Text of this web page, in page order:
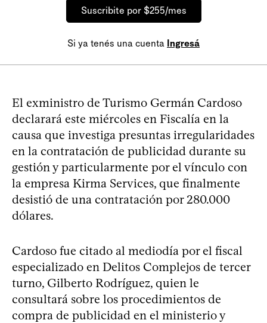
Suscribite por $255/mes
Si ya tenés una cuenta Ingresá
El exministro de Turismo Germán Cardoso
declarará este miércoles en Fiscalía en la
causa que investiga presuntas irregularidades
en la contratación de publicidad durante su
gestión y particularmente por el vínculo con
la empresa Kirma Services, que finalmente
desistió de una contratación por 280.000
dólares.
Cardoso fue citado al mediodía por el fiscal
especializado en Delitos Complejos de tercer
turno, Gilberto Rodríguez, quien le
consultará sobre los procedimientos de
compra de publicidad en el ministerio y